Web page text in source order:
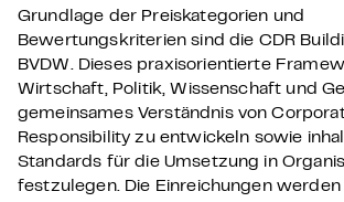
Grundlage der Preiskategorien und
Bewertungskriterien sind die CDR
BVDW. Dieses praxisorientierte
Wirtschaft, Politik, Wissenschaft und
gemeinsames Verständnis von
Responsibility zu entwickeln sowie
Standards für die Umsetzung in
festzulegen. Die Einreichungen werden